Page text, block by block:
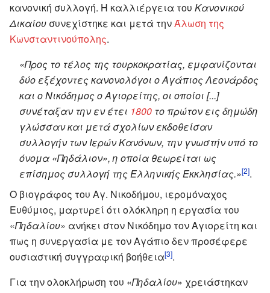
κανονική συλλογή. Η καλλιέργεια του Κανονικού
Δικαίου συνεχίστηκε και μετά τηνΆλωση της
Κωνσταντινούπολης.
«Προς το τέλος της τουρκοκρατίας, εμφανίζονται
δύο εξέχοντες κανονολόγοι ο Αγάπιος Λεονάρδος
και ο Νικόδημος ο Αγιορείτης, οι οποίοι [...]
συνέταξαν την εν έτει 1800 το πρώτον εις δημώδη
γλώσσαν και μετά σχολίων εκδοθείσαν
συλλογήν των Ιερών Κανόνων, την γνωστήν υπό το
όνομα «Πηδάλιον», η οποία θεωρείται ως
επίσημος συλλογή της Ελληνικής Εκκλησίας.»[2].
Ο βιογράφος του Αγ. Νικοδήμου, ιερομόναχος
Ευθύμιος, μαρτυρεί ότι ολόκληρη η εργασία του
«Πηδαλίου» ανήκει στον Νικόδημο τον Αγιορείτη και
πως η συνεργασία με τον Αγάπιο δεν προσέφερε
ουσιαστική συγγραφική βοήθεια[3].
Για την ολοκλήρωση του «Πηδαλίου» χρειάστηκαν